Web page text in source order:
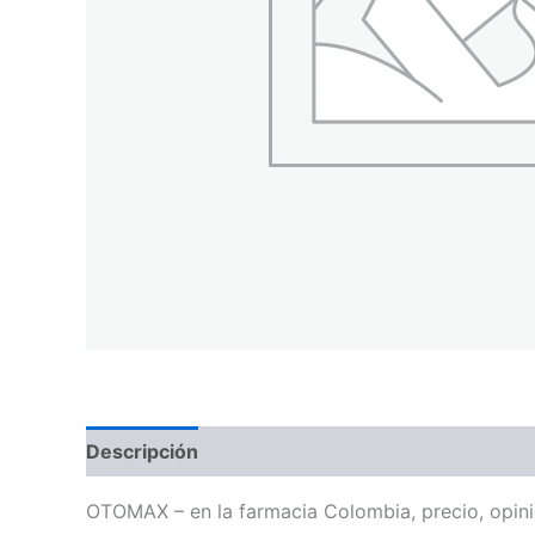
Descripción
OTOMAX – en la farmacia Colombia, precio,